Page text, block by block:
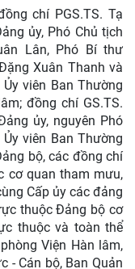
chí PGS.TS. Tạ
ủy, Phó Chủ tịch
Lân, Phó Bí thư
Xuân Thanh và
viên Ban Thường
đồng chí GS.TS.
ủy, nguyên Phó
viên Ban Thường
bộ, các đồng chí
cơ quan tham mưu,
Cấp ủy các đảng
thuộc Đảng bộ cơ
thuộc và toàn thể
Viện Hàn lâm,
- Cán bộ, Ban Quản